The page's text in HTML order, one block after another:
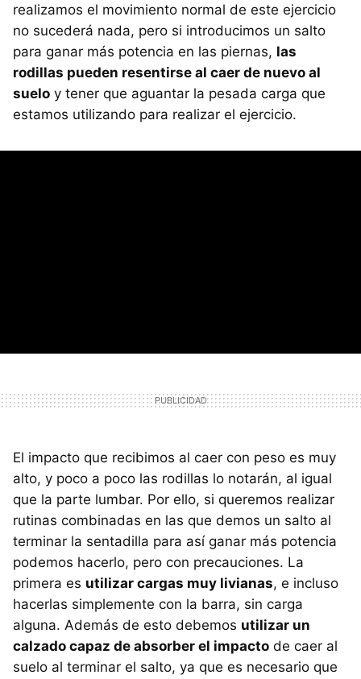
realizamos el movimiento normal de este ejercicio
no sucederá nada, pero si introducimos un salto
para ganar más potencia en las piernas, las
rodillas pueden resentirse al caer de nuevo al
suelo y tener que aguantar la pesada carga que
estamos utilizando para realizar el ejercicio.
El impacto que recibimos al caer con peso es muy
alto, y poco a poco las rodillas lo notarán, al igual
que la parte lumbar. Por ello, si queremos realizar
rutinas combinadas en las que demos un salto al
terminar la sentadilla para así ganar más potencia
podemos hacerlo, pero con precauciones. La
primera es utilizar cargas muy livianas, e incluso
hacerlas simplemente con la barra, sin carga
alguna. Además de esto debemos utilizar un
calzado capaz de absorber el impacto de caer al
suelo al terminar el salto, ya que es necesario que